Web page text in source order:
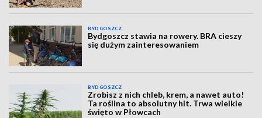
BYDGOSZCZ
Bydgoszcz stawia na rowery. BRA cieszy
się dużym zainteresowaniem
BYDGOSZCZ
Zrobisz z nich chleb, krem, a nawet auto!
Ta roślina to absolutny hit. Trwa wielkie
święto w Płowcach